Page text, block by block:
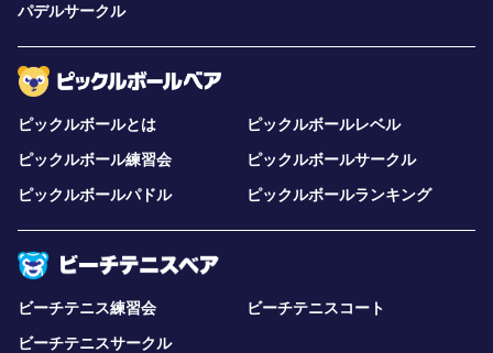
パデルサークル
ピックルボールとは
ピックルボールレベル
ピックルボール練習会
ピックルボールサークル
ピックルボールパドル
ピックルボールランキング
ビーチテニス練習会
ビーチテニスコート
ビーチテニスサークル